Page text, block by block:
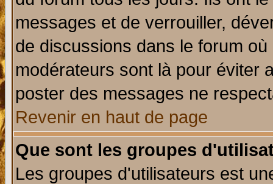
messages et de verrouiller,
de discussions dans le forum
modérateurs sont là pour éviter
poster des messages ne
Revenir en haut de page
Que sont les groupes
Les groupes d'utilisateurs est